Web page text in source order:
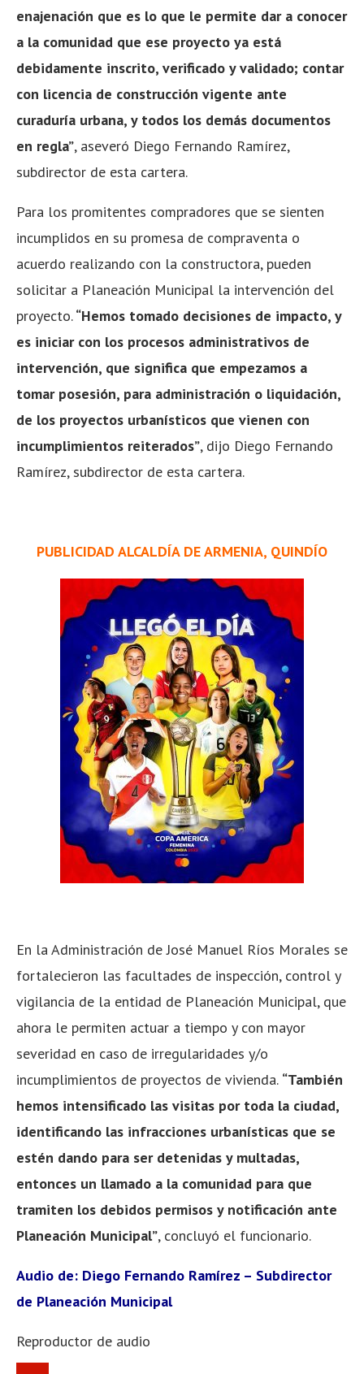
enajenación que es lo que le permite dar a conocer
a la comunidad que ese proyecto ya está
debidamente inscrito, verificado y validado; contar
con licencia de construcción vigente ante
curaduría urbana, y todos los demás documentos
en regla”, aseveró Diego Fernando Ramírez,
subdirector de esta cartera.
Para los promitentes compradores que se sienten
incumplidos en su promesa de compraventa o
acuerdo realizando con la constructora, pueden
solicitar a Planeación Municipal la intervención del
proyecto.“Hemos tomado decisiones de impacto, y
es iniciar con los procesos administrativos de
intervención, que significa que empezamos a
tomar posesión, para administración o liquidación,
de los proyectos urbanísticos que vienen con
incumplimientos reiterados”, dijo Diego Fernando
Ramírez, subdirector de esta cartera.
PUBLICIDAD ALCALDÍA DE ARMENIA, QUINDÍO
En la Administración de José Manuel Ríos Morales se
fortalecieron las facultades de inspección, control y
vigilancia de la entidad de Planeación Municipal, que
ahora le permiten actuar a tiempo y con mayor
severidad en caso de irregularidades y/o
incumplimientos de proyectos de vivienda. “También
hemos intensificado las visitas por toda la ciudad,
identificando las infracciones urbanísticas que se
estén dando para ser detenidas y multadas,
entonces un llamado a la comunidad para que
tramiten los debidos permisos y notificación ante
Planeación Municipal”, concluyó el funcionario.
Audio de: Diego Fernando Ramírez – Subdirector
de Planeación Municipal
Reproductor de audio